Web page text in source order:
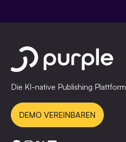
Die KI-native Publishing Plattform
DEMO VEREINBAREN